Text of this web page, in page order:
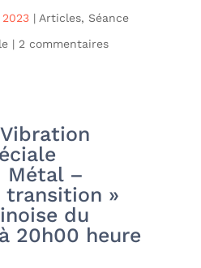
| Articles, Séance
| 2 commentaires
Métal –
transition »
du
20h00 heure